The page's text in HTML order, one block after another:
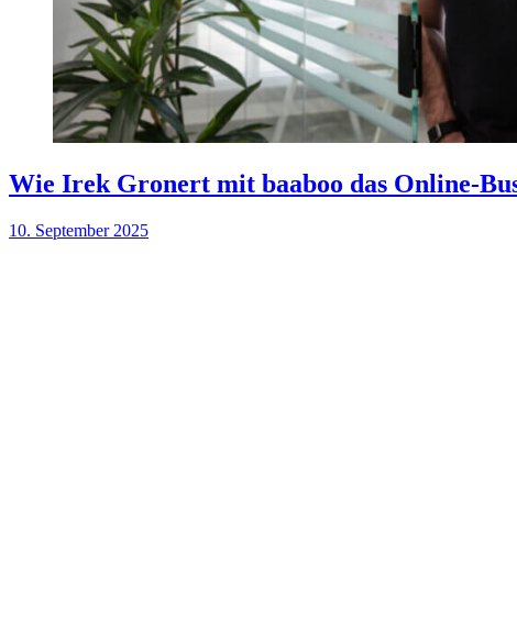
Wie Irek Gronert mit baaboo das Online-
10. September 2025